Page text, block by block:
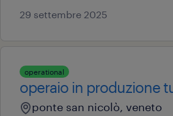
29 settembre 2025
operational
operaio in produzione
ponte san nicolò, veneto